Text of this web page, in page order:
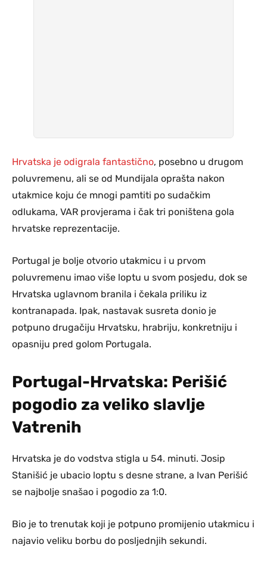
Hrvatska je odigrala fantastično, posebno u drugom
poluvremenu, ali se od Mundijala oprašta nakon
utakmice koju će mnogi pamtiti po sudačkim
odlukama, VAR provjerama i čak tri poništena gola
hrvatske reprezentacije.
Portugal je bolje otvorio utakmicu i u prvom
poluvremenu imao više loptu u svom posjedu, dok se
Hrvatska uglavnom branila i čekala priliku iz
kontranapada. Ipak, nastavak susreta donio je
potpuno drugačiju Hrvatsku, hrabriju, konkretniju i
opasniju pred golom Portugala.
Portugal-Hrvatska: Perišić
pogodio za veliko slavlje
Vatrenih
Hrvatska je do vodstva stigla u 54. minuti. Josip
Stanišić je ubacio loptu s desne strane, a Ivan Perišić
se najbolje snašao i pogodio za 1:0.
Bio je to trenutak koji je potpuno promijenio utakmicu i
najavio veliku borbu do posljednjih sekundi.